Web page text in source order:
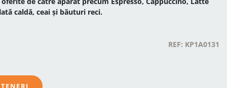
caldă, ceai și băuturi reci.
REF: KP1A0131